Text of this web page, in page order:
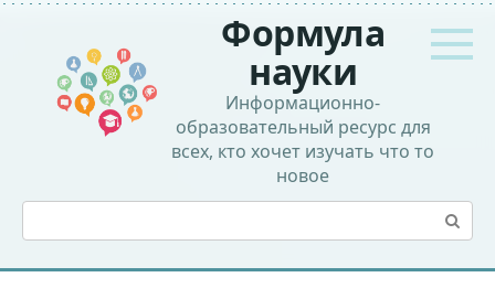
Перейти
контенту
Формула
науки
Информационно-
образовательный ресурс для
всех, кто хочет изучать что то
новое
Поиск: